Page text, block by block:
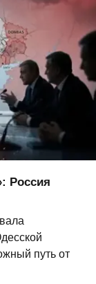
Россия
путь от